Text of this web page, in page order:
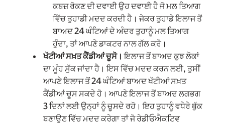
ਕਬਜ਼ ਰੋਕਣ ਦੀ ਦਵਾਈ ਉਹ ਦਵਾਈ ਹੈ ਜੋ ਮਲ ਤਿਆਗ
ਵਿੱਚ ਤੁਹਾਡੀ ਮਦਦ ਕਰਦੀ ਹੈ। ਜੇਕਰ ਤੁਹਾਡੇ ਇਲਾਜ ਤੋਂ
ਬਾਅਦ 24 ਘੰਟਿਆਂ ਦੇ ਅੰਦਰ ਤੁਹਾਨੂੰ ਮਲ ਤਿਆਗ
ਹੁੰਦਾ, ਤਾਂ ਆਪਣੇ ਡਾਕਟਰ ਨਾਲ ਗੱਲ ਕਰੋ।
ਖੱਟੀਆਂ ਸਖ਼ਤ ਕੈਂਡੀਆਂ ਚੂਸੋ। ਇਲਾਜ ਤੋਂ ਬਾਅਦ ਕੁਝ ਲੋਕਾਂ
ਦਾ ਮੂੰਹ ਸੁੱਕ ਜਾਂਦਾ ਹੈ। ਇਸ ਵਿੱਚ ਮਦਦ ਕਰਨ ਲਈ, ਤੁਸੀਂ
ਆਪਣੇ ਇਲਾਜ ਤੋਂ 24 ਘੰਟਿਆਂ ਬਾਅਦ ਖੱਟੀਆਂ ਸਖ਼ਤ
ਕੈਂਡੀਆਂ ਚੂਸ ਸਕਦੇ ਹੋ। ਆਪਣੇ ਇਲਾਜ ਤੋਂ ਬਾਅਦ ਲਗਭਗ
3 ਦਿਨਾਂ ਲਈ ਉਨ੍ਹਾਂ ਨੂੰ ਚੂਸਦੇ ਰਹੋ। ਇਹ ਤੁਹਾਨੂੰ ਵਧੇਰੇ ਥੁੱਕ
ਬਣਾਉਣ ਵਿੱਚ ਮਦਦ ਕਰੇਗਾ ਤਾਂ ਜੋ ਰੇਡੀਓਐਕਟਿਵ